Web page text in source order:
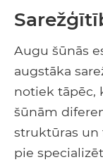
Augu šūnās
augstāka
notiek tāpēc,
šūnām
struktūras un
pie